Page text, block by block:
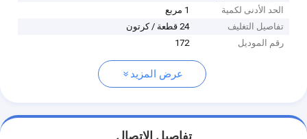
الحد الأدنى لكمية
1 مربع
تفاصيل التغليف
24 قطعة / كرتون
رقم الموديل
172
عرض المزيد